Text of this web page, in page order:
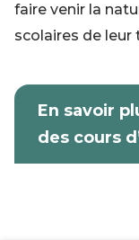
faire venir la
scolaires de leur
En savoir
des cours